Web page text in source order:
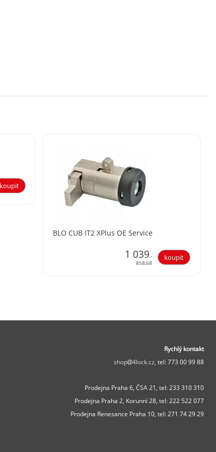
BLO CUB IT2 XPlus OE Service
1 039,-
858,68
Rychlý kontakt
shop
4lock.cz, tel: 773 00 99 88
Prodejna Praha 6, ČSA 21, tel: 233 310 310
Prodejna Praha 2, Korunní 28, tel: 222 522 077
Prodejna Renesance Praha 10, tel: 271 74 29 29